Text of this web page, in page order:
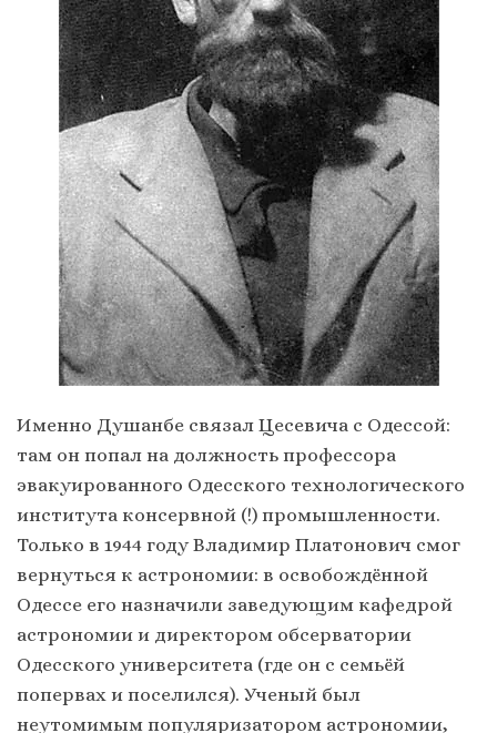
Именно Душанбе связал Цесевича с Одессой:
там он попал на должность профессора
эвакуированного Одесского технологического
института консервной (!) промышленности.
Только в 1944 году Владимир Платонович смог
вернуться к астрономии: в освобождённой
Одессе его назначили заведующим кафедрой
астрономии и директором обсерватории
Одесского университета (где он с семьёй
попервах и поселился). Ученый был
неутомимым популяризатором астрономии,